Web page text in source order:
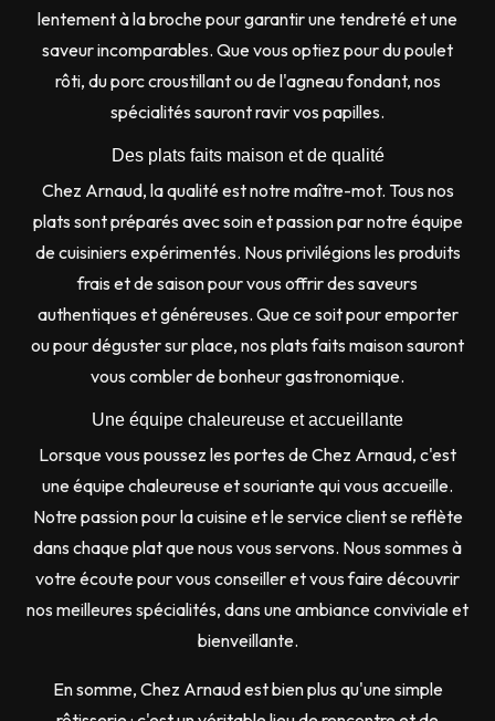
lentement à la broche pour garantir une tendreté et une
saveur incomparables. Que vous optiez pour du poulet
rôti, du porc croustillant ou de l'agneau fondant, nos
spécialités sauront ravir vos papilles.
Des plats faits maison et de qualité
Chez Arnaud, la qualité est notre maître-mot. Tous nos
plats sont préparés avec soin et passion par notre équipe
de cuisiniers expérimentés. Nous privilégions les produits
frais et de saison pour vous offrir des saveurs
authentiques et généreuses. Que ce soit pour emporter
ou pour déguster sur place, nos plats faits maison sauront
vous combler de bonheur gastronomique.
Une équipe chaleureuse et accueillante
Lorsque vous poussez les portes de Chez Arnaud, c'est
une équipe chaleureuse et souriante qui vous accueille.
Notre passion pour la cuisine et le service client se reflète
dans chaque plat que nous vous servons. Nous sommes à
votre écoute pour vous conseiller et vous faire découvrir
nos meilleures spécialités, dans une ambiance conviviale et
bienveillante.
En somme, Chez Arnaud est bien plus qu'une simple